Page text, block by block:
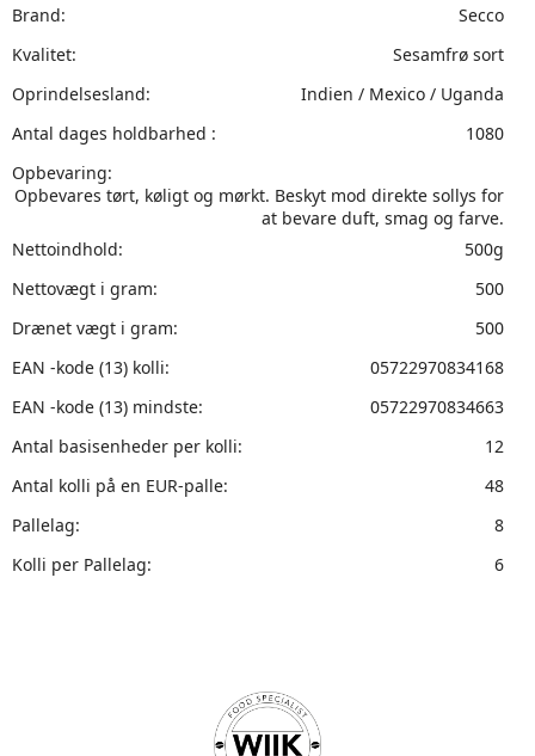
Brand:
Secco
Kvalitet:
Sesamfrø sort
Oprindelsesland:
Indien / Mexico / Uganda
Antal dages holdbarhed :
1080
Opbevaring:
Opbevares tørt, køligt og mørkt. Beskyt mod direkte sollys for
at bevare duft, smag og farve.
Nettoindhold:
500g
Nettovægt i gram:
500
Drænet vægt i gram:
500
EAN -kode (13) kolli:
05722970834168
EAN -kode (13) mindste:
05722970834663
Antal basisenheder per kolli:
12
Antal kolli på en EUR-palle:
48
Pallelag:
8
Kolli per Pallelag:
6